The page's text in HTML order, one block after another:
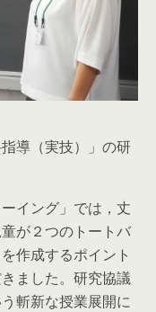
導（実技）」の研
イング」では，丈
が２つのトートバ
作成するポイント
ました。研究協議
斬新な授業展開に